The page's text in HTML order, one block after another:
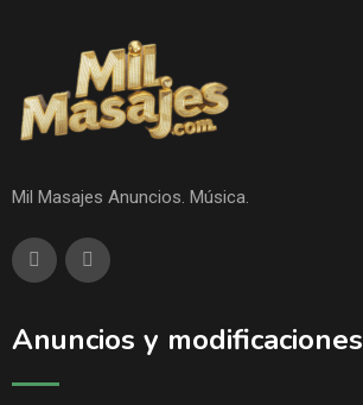
Mil Masajes Anuncios. Música.
Anuncios y modificaciones